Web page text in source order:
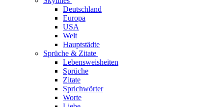
Deutschland
Europa
USA
Welt
Hauptstädte
Sprüche & Zitate
Lebensweisheiten
Sprüche
Zitate
Sprichwörter
Worte